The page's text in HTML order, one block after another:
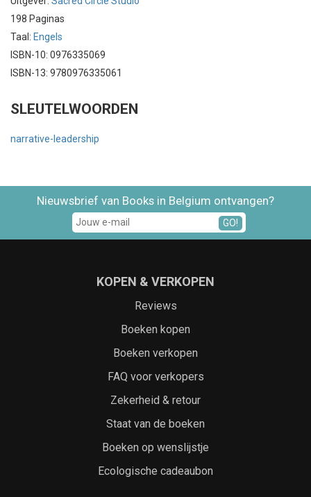
198 Paginas
Taal: Engels
ISBN-10: 0976335069
ISBN-13: 9780976335061
SLEUTELWOORDEN
narrative-leadership
Nieuwsbrief van Books in Belgium ontvangen?
GO!
KOPEN & VERKOPEN
Reviews
Boeken kopen
Boeken verkopen
FAQ voor verkopers
Zekerheid & retour
Staat van de boeken
Boeken op wenslijstje
Ecologische cadeaubon